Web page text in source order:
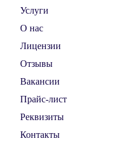
Услуги
О нас
Лицензии
Отзывы
Вакансии
Прайс-лист
Реквизиты
Контакты